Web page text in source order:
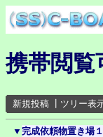
携帯閲覧
新規投稿 ツリー表
▼ 完成依頼物置き場